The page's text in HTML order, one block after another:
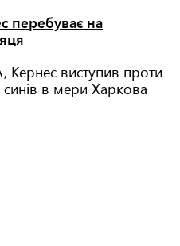
перебуває на
виступив проти
в мери Харкова